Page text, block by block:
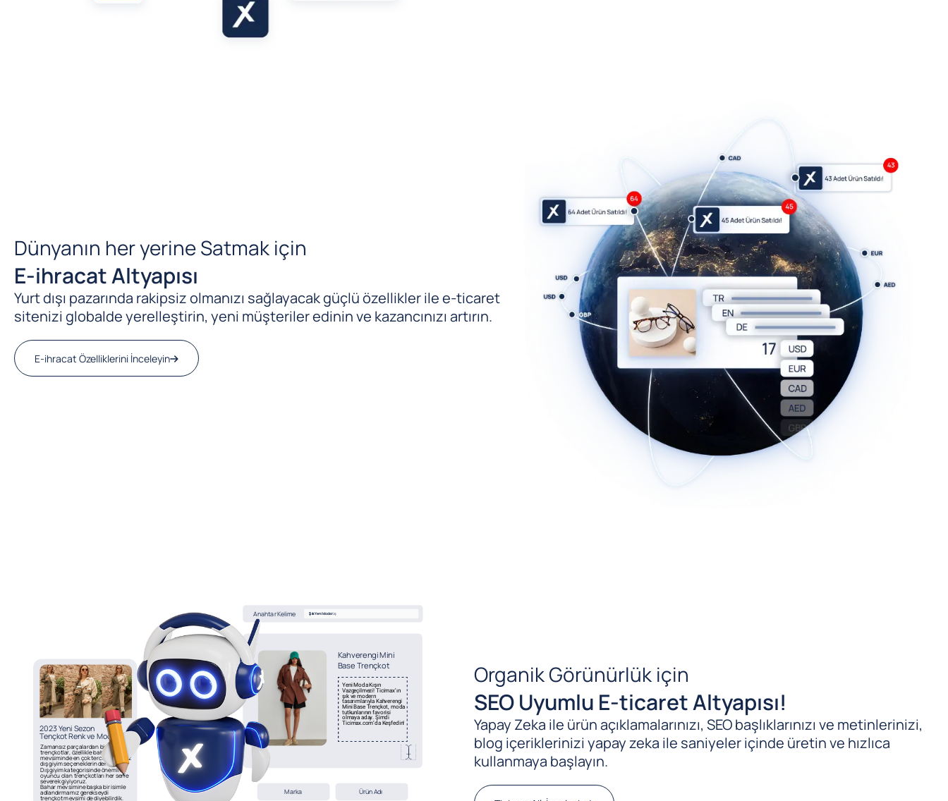
Dünyanın her yerine Satmak için
E-ihracat Altyapısı
Yurt dışı pazarında rakipsiz olmanızı sağlayacak güçlü özellikler ile e-ticaret
sitenizi globalde yerelleştirin, yeni müşteriler edinin ve kazancınızı artırın.
E-ihracat Özelliklerini İnceleyin
Organik Görünürlük için
SEO Uyumlu E-ticaret Altyapısı!
Yapay Zeka ile ürün açıklamalarınızı, SEO başlıklarınızı ve metinlerinizi,
blog içeriklerinizi yapay zeka ile saniyeler içinde üretin ve hızlıca
kullanmaya başlayın.